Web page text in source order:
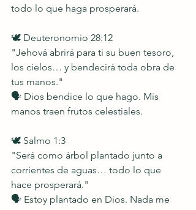
todo lo que haga prosperará.
🕊️ Deuteronomio 28:12
"Jehová abrirá para ti su buen tesoro,
los cielos… y bendecirá toda obra de
tus manos."
🗣️ Dios bendice lo que hago. Mis
manos traen frutos celestiales.
🕊️ Salmo 1:3
"Será como árbol plantado junto a
corrientes de aguas… todo lo que
hace prosperará."
🗣️ Estoy plantado en Dios. Nada me